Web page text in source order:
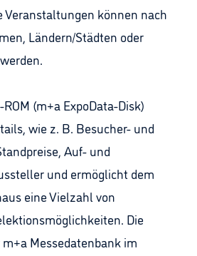
Veranstaltungen können nach
Ländern/Städten oder
(m+a ExpoData-Disk)
wie z. B. Besucher- und
Auf- und
und ermöglicht dem
eine Vielzahl von
Die
Messedatenbank im